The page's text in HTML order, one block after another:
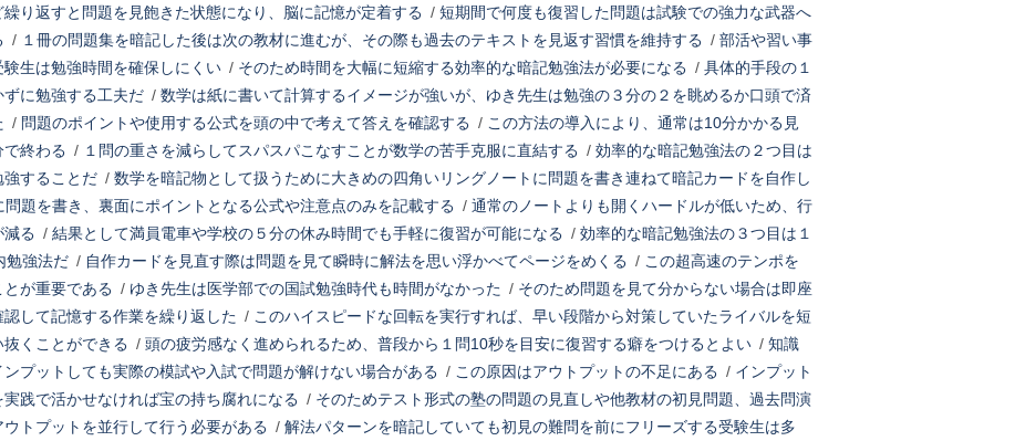
繰り返すと問題を見飽きた状態になり、脳に記憶が定着する / 短期間で何度も復習した問題は試験での強力な武器へ
/ １冊の問題集を暗記した後は次の教材に進むが、その際も過去のテキストを見返す習慣を維持する / 部活や習い事
験生は勉強時間を確保しにくい/ そのため時間を大幅に短縮する効率的な暗記勉強法が必要になる / 具体的手段の１
に勉強する工夫だ/ 数学は紙に書いて計算するイメージが強いが、ゆき先生は勉強の３分の２を眺めるか口頭で済
/ 問題のポイントや使用する公式を頭の中で考えて答えを確認する / この方法の導入により、通常は10分かかる見
終わる / １問の重さを減らしてスパスパこなすことが数学の苦手克服に直結する / 効率的な暗記勉強法の２つ目は
強することだ/ 数学を暗記物として扱うために大きめの四角いリングノートに問題を書き連ねて暗記カードを自作し
問題を書き、裏面にポイントとなる公式や注意点のみを記載する / 通常のノートよりも開くハードルが低いため、行
減る / 結果として満員電車や学校の５分の休み時間でも手軽に復習が可能になる / 効率的な暗記勉強法の３つ目は１
勉強法だ/ 自作カードを見直す際は問題を見て瞬時に解法を思い浮かべてページをめくる / この超高速のテンポを
が重要である / ゆき先生は医学部での国試勉強時代も時間がなかった / そのため問題を見て分からない場合は即座
認して記憶する作業を繰り返した / このハイスピードな回転を実行すれば、早い段階から対策していたライバルを短
くことができる / 頭の疲労感なく進められるため、普段から１問10秒を目安に復習する癖をつけるとよい/ 知識
ンプットしても実際の模試や入試で問題が解けない場合がある / この原因はアウトプットの不足にある / インプット
実践で活かせなければ宝の持ち腐れになる / そのためテスト形式の塾の問題の見直しや他教材の初見問題、過去問演
ウトプットを並行して行う必要がある / 解法パターンを暗記していても初見の難問を前にフリーズする受験生は多